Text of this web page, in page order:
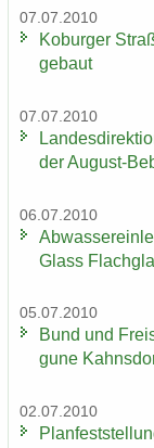
07.07.2010
Ko­bur­ger
ge­baut
07.07.2010
der August-​
06.07.2010
Glass
05.07.2010
Bund und
gu­ne
02.07.2010